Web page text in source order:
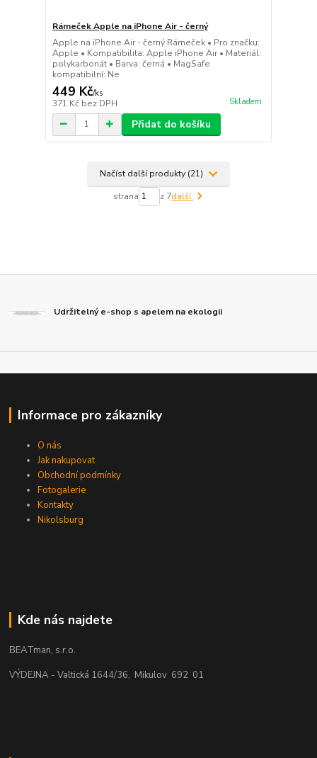
Rámeček Apple na iPhone Air - černý
Apple na iPhone Air - černý Rámeček • Pro značku:
Apple • Kompatibilita: Apple iPhone Air • Materiál:
polykarbonát • Barva: černá • MagSafe
kompatibilní: Ne
449 Kč/ks
371 Kč bez DPH Skladem
Přidat do košíku
Načíst další produkty (21)
strana z 7další
Udržitelný e-shop s apelem na ekologii
Informace pro zákazníky
O nás
Jak nakupovat
Obchodní podmínky
Fotogalerie
Kontakty
Nikolsburg
Kde nás najdete
BEATman, s.r.o.
VÝDEJNA - Valtická 1644/36, Mikulov 692 01